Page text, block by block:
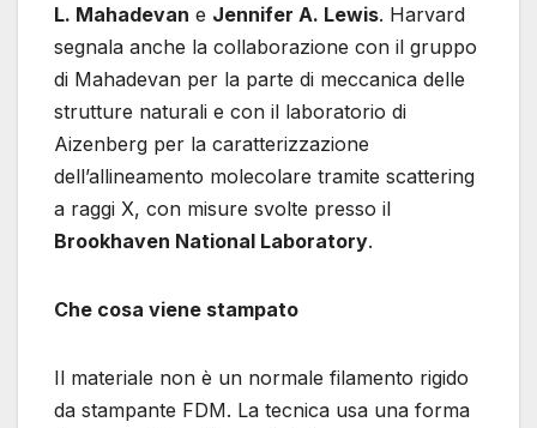
L. Mahadevan e Jennifer A. Lewis. Harvard
segnala anche la collaborazione con il gruppo
di Mahadevan per la parte di meccanica delle
strutture naturali e con il laboratorio di
Aizenberg per la caratterizzazione
dell’allineamento molecolare tramite scattering
a raggi X, con misure svolte presso il
Brookhaven National Laboratory.
Che cosa viene stampato
Il materiale non è un normale filamento rigido
da stampante FDM. La tecnica usa una forma